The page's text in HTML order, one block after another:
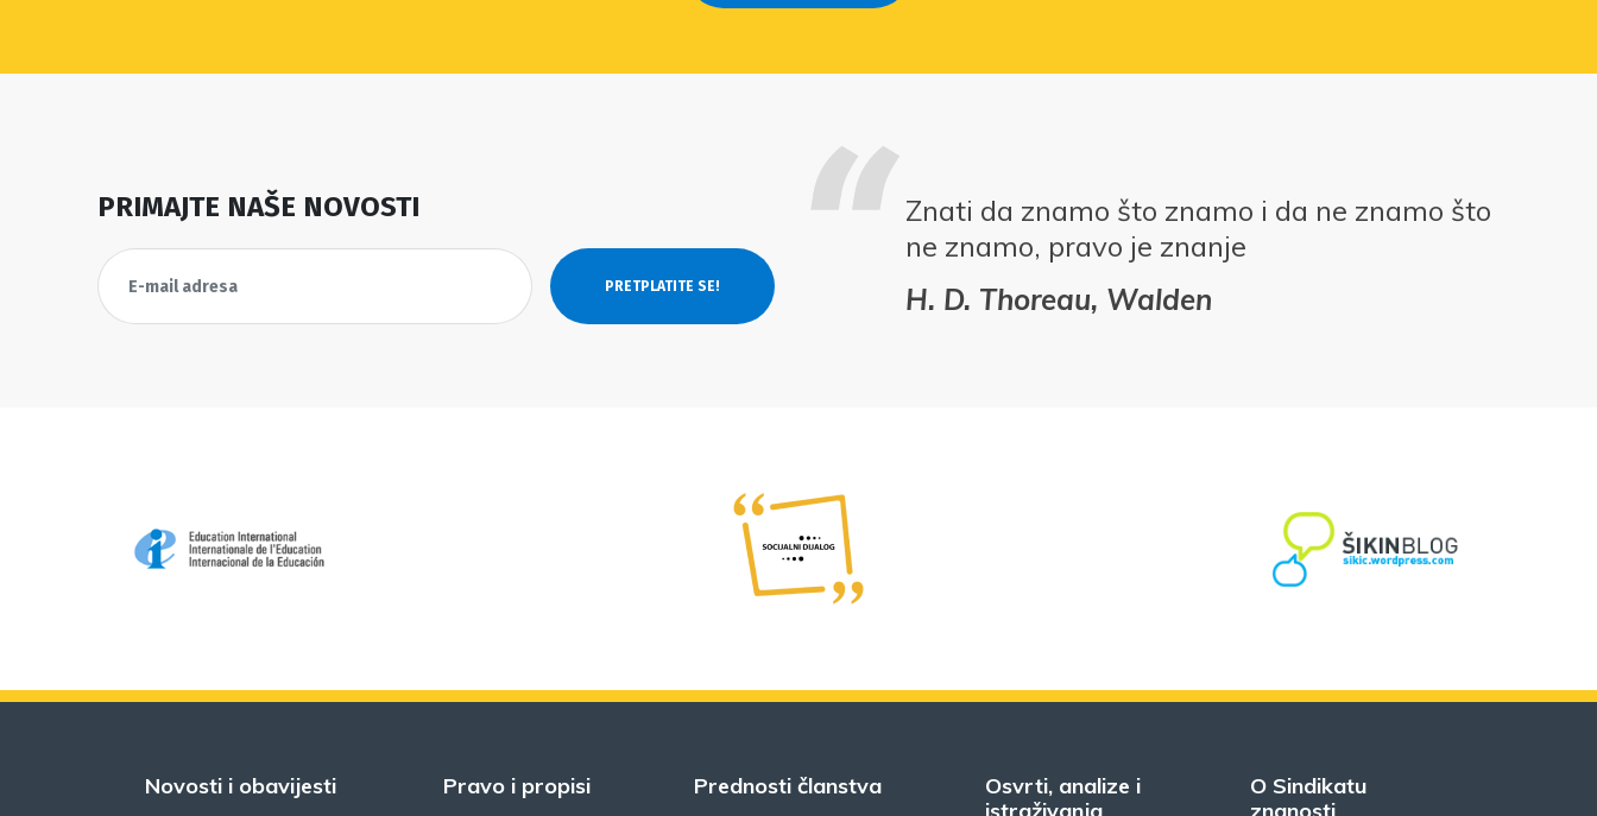
PRIMAJTE NAŠE NOVOSTI
Znati da znamo što znamo i da ne znamo što
ne znamo, pravo je znanje
H. D. Thoreau, Walden
Novosti i obavijesti Pravo i propisi Prednosti članstva
Osvrti, analize i
O Sindikatu